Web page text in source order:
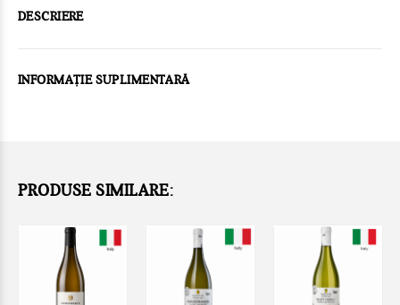
DESCRIERE
INFORMAȚIE SUPLIMENTARĂ
PRODUSE SIMILARE: